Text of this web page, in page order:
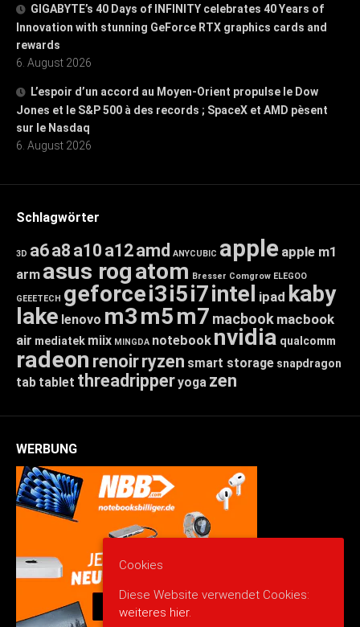
GIGABYTE’s 40 Days of INFINITY celebrates 40 Years of
Innovation with stunning GeForce RTX graphics cards and
rewards
6. August 2026
L’espoir d’un accord au Moyen-Orient propulse le Dow
Jones et le S&P 500 à des records ; SpaceX et AMD pèsent
sur le Nasdaq
6. August 2026
Schlagwörter
3D a6a8 a10 a12amd ANYCUBIC apple apple m1
arm asus rogatom Bresser Comgrow ELEGOO
GEEETECH geforcei3i5i7intel ipad kaby
lake lenovo m3m5m7 macbook macbook
air mediatek miix MINGDA notebook nvidia qualcomm
radeon renoirryzen smart storage snapdragon
tab tablet threadripperyoga zen
WERBUNG
Cookies
Diese Website verwendet Cookies:
weiteres hier.